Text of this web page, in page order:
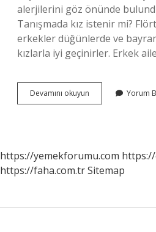
alerjilerini göz önünde
Tanışmada kız istenir mi?
erkekler düğünlerde ve
kızlarla iyi geçinirler. Erkek
Devamını okuyun Tanışmaya
Giderken
Yorum
https://yemekforumu.com
https://faha.com.trSitemap